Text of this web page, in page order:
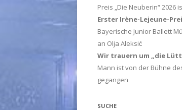
Preis „Die Neuberin“ 2026
Erster Irène-Lejeune-
Bayerische Junior Ballett
an Olja Aleksić
Wir trauern um „die
Mann ist von der Bühne
gegangen
SUCHE